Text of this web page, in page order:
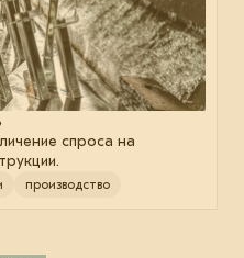
спроса на
производство